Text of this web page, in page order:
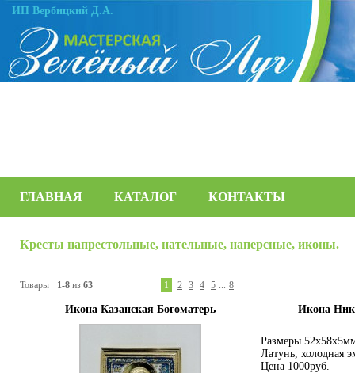
ИП Вербицкий Д.А.
ГЛАВНАЯ КАТАЛОГ КОНТАКТЫ
Кресты напрестольные, нательные, наперсные, иконы.
Товары 1-8 из 63 1 2 3 4 5 ... 8
Икона Казанская Богоматерь Икона
Размеры
Латунь, холодная
Цена 1000руб.